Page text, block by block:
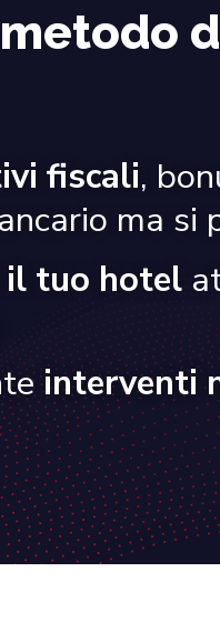
fiscali,
ma si
il tuo hotel
interventi